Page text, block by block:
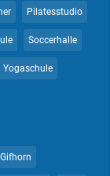
Pilatesstudio
Soccerhalle
Yogaschule
Gifhorn